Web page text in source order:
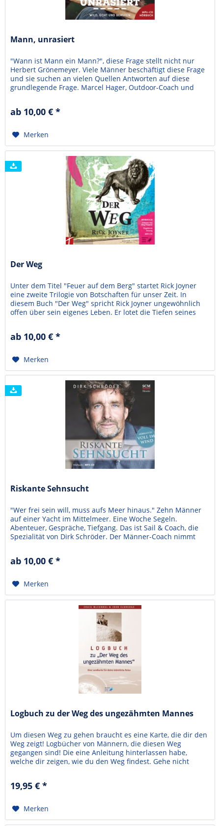
Mann, unrasiert
"Wann ist Mann ein Mann?", diese Frage stellt nicht nur
Herbert Grönemeyer. Viele Männer beschäftigt diese Frage
und sie suchen an vielen Quellen Antworten auf diese
grundlegende Frage. Marcel Hager, Outdoor-Coach und
gibt. In diesem Hörbuch "Mann, unrasiert" zeigt er...
ab 10,00 € *
Merken
Der Weg
Unter dem Titel "Feuer auf dem Berg" startet Rick Joyner
eine zweite Trilogie von Botschaften für unser Zeit. In
diesem Buch "Der Weg" spricht Rick Joyner ungewöhnlich
offen über sein eigenes Leben. Er lotet die Tiefen seines
Dialogen mit den Gefährten erleben wir...
ab 10,00 € *
Merken
Riskante Sehnsucht
"Wer frei sein will, muss aufs Meer hinaus." Zehn Männer
auf einer Yacht im Mittelmeer. Eine Woche Segeln.
Abenteuer, Gespräche, Tiefgang. Das ist Sail & Coach, die
Spezialität von Dirk Schröder. Der Männer-Coach nimmt
Stärke als Mann? Was macht mich lebendig?...
ab 10,00 € *
Merken
Logbuch zu der Weg des ungezähmten Mannes
Um diesen Weg zu gehen braucht es eine Karte, die dir den
Weg zeigt! Logbücher von Männern, die diesen Weg
gegangen sind! Die eine Anleitung hinterlassen habe,
welche dir zeigen, wie du den Weg findest. Gehe nicht
ihr dieses Buch gemeinsam durcharbeitet. Mit...
19,95 € *
Merken